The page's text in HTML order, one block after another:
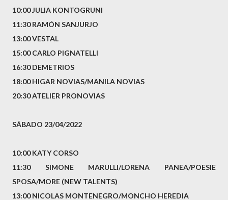
10:00 JULIA KONTOGRUNI
11:30 RAMÓN SANJURJO
13:00 VESTAL
15:00 CARLO PIGNATELLI
16:30 DEMETRIOS
18:00 HIGAR NOVIAS/MANILA NOVIAS
20:30 ATELIER PRONOVIAS
SÁBADO 23/04/2022
10:00 KATY CORSO
11:30 SIMONE MARULLI/LORENA PANEA/POESIE
SPOSA/MORE (NEW TALENTS)
13:00 NICOLAS MONTENEGRO/MONCHO HEREDIA